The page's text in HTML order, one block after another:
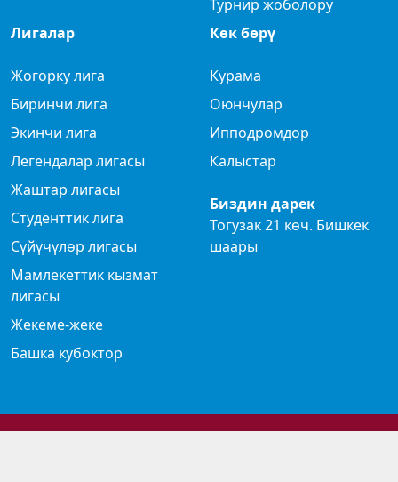
Турнир жоболору
Лигалар
Жогорку лига
Биринчи лига
Экинчи лига
Легендалар лигасы
Жаштар лигасы
Студенттик лига
Сүйүчүлөр лигасы
Мамлекеттик кызмат
лигасы
Жекеме-жеке
Башка кубоктор
Көк бөрү
Курама
Оюнчулар
Ипподромдор
Калыстар
Биздин дарек
Тогузак 21 көч. Бишкек
шаары